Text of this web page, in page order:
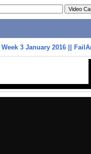
3 January 2016 ||